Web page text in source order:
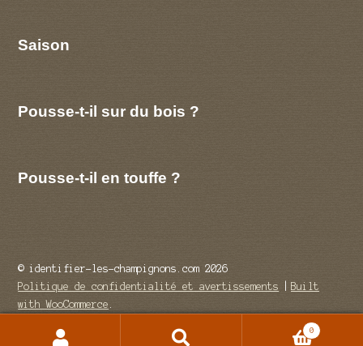
Saison
Pousse-t-il sur du bois ?
Pousse-t-il en touffe ?
© identifier-les-champignons.com 2026
Politique de confidentialité et avertissements
Built
with WooCommerce
0